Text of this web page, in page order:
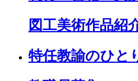
図工美術作品紹
特任教諭のひと